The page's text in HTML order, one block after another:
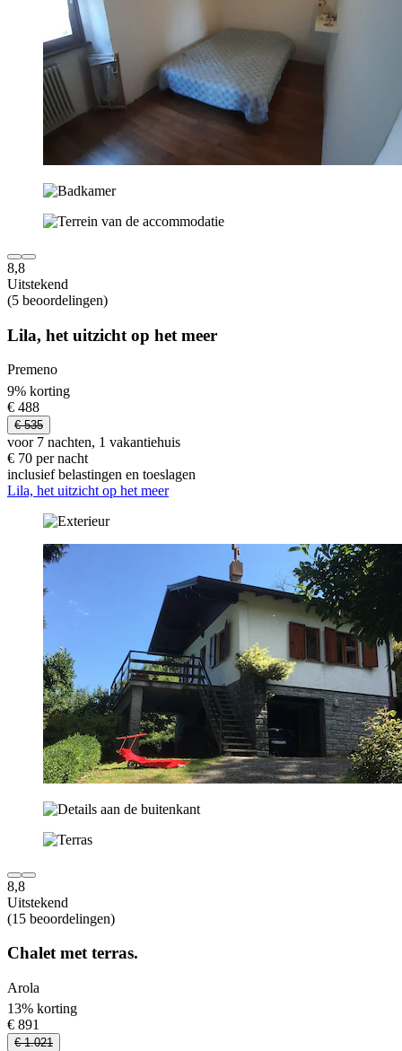
8,8
Uitstekend
(5 beoordelingen)
Lila, het uitzicht op het meer
Premeno
9% korting
€ 488
€ 535
voor 7 nachten, 1 vakantiehuis
€ 70 per nacht
inclusief belastingen en toeslagen
Lila, het uitzicht op het meer
8,8
Uitstekend
(15 beoordelingen)
Chalet met terras.
Arola
13% korting
€ 891
€ 1.021